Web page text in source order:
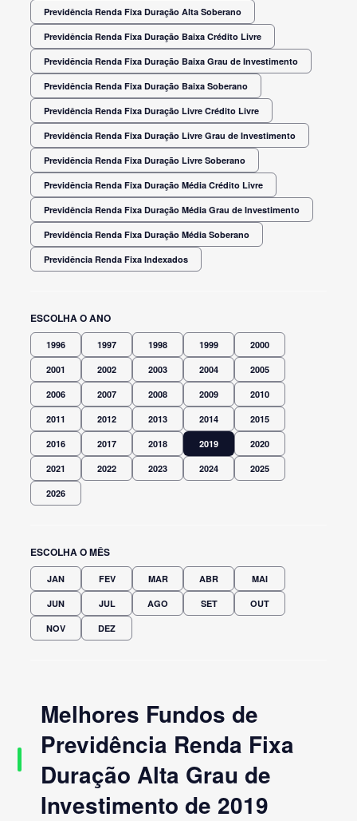
Previdência Renda Fixa Duração Alta Soberano
Previdência Renda Fixa Duração Baixa Crédito Livre
Previdência Renda Fixa Duração Baixa Grau de Investimento
Previdência Renda Fixa Duração Baixa Soberano
Previdência Renda Fixa Duração Livre Crédito Livre
Previdência Renda Fixa Duração Livre Grau de Investimento
Previdência Renda Fixa Duração Livre Soberano
Previdência Renda Fixa Duração Média Crédito Livre
Previdência Renda Fixa Duração Média Grau de Investimento
Previdência Renda Fixa Duração Média Soberano
Previdência Renda Fixa Indexados
ESCOLHA O ANO
1996 1997 1998 1999 2000
2001 2002 2003 2004 2005
2006 2007 2008 2009 2010
2011 2012 2013 2014 2015
2016 2017 2018 2019 2020
2021 2022 2023 2024 2025
2026
ESCOLHA O MÊS
JAN FEV MAR ABR MAI
JUN JUL AGO SET OUT
NOV DEZ
Melhores Fundos de
Previdência Renda Fixa
Duração Alta Grau de
Investimento de 2019